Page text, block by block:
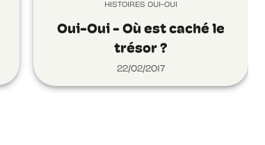
HISTOIRES OUI-OUI
Oui-Oui - Où est caché le
trésor ?
22/02/2017